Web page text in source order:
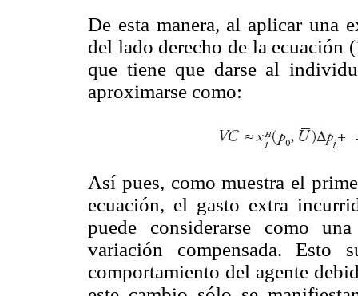
De esta manera, al aplicar una
del lado derecho de la ecuación
que tiene que darse al
aproximarse como:
Así pues, como muestra el
ecuación, el gasto extra
puede considerarse como
variación compensada.
comportamiento del agente